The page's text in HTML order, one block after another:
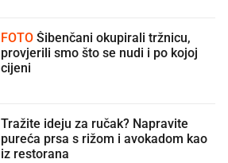
FOTO
provjerili smo što se nudi i po kojoj
cijeni
Tražite ideju za ručak? Napravite
pureća prsa s rižom i avokadom kao
iz restorana